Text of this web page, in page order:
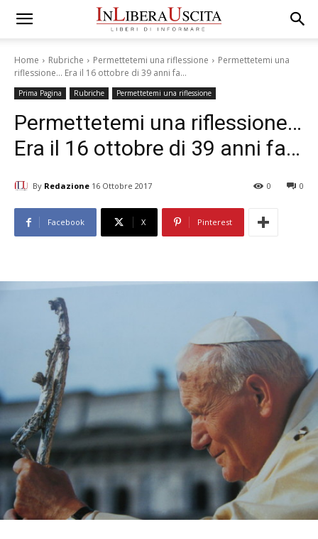
Home Rubriche Permettetemi una riflessione
Permettetemi una
riflessione... Era il 16 ottobre di 39 anni fa…
Prima Pagina Rubriche Permettetemi una riflessione
Permettetemi una riflessione…
Era il 16 ottobre di 39 anni fa…
By Redazione 16 Ottobre 2017 0
0
Facebook X Pinterest